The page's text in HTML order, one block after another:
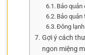
Bảo quản
Bảo quản
Đông
Gợi ý cách
ngon miệng